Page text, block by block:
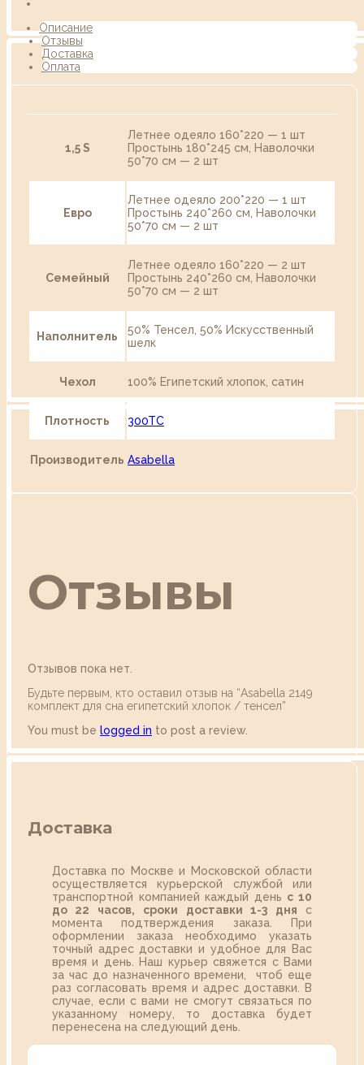
Описание
Отзывы
Доставка
Оплата
1,5 S
Летнее одеяло 160*220 — 1 шт
Простынь 180*245 см, Наволочки
50*70 см — 2 шт
Евро
Летнее одеяло 200*220 — 1 шт
Простынь 240*260 см, Наволочки
50*70 см — 2 шт
Семейный
Летнее одеяло 160*220 — 2 шт
Простынь 240*260 см, Наволочки
50*70 см — 2 шт
Наполнитель
50% Тенсел, 50% Искусственный
шелк
Чехол 100% Египетский хлопок, сатин
Плотность 300TC
Производитель Asabella
Отзывы
Отзывов пока нет.
Будьте первым, кто оставил отзыв на “Asabella 2149
комплект для сна египетский хлопок / тенсел”
You must be logged in to post a review.
Доставка
Доставка по Москве и Московской области
осуществляется курьерской службой или
транспортной компанией каждый день с 10
до 22 часов,
сроки доставки 1-3 дня с
момента подтверждения заказа. При
оформлении заказа необходимо указать
точный адрес доставки и удобное для Вас
время и день. Наш курьер свяжется с Вами
за час до назначенного времени, чтоб еще
раз согласовать время и адрес доставки. В
случае, если с вами не смогут связаться по
указанному номеру, то доставка будет
перенесена на следующий день.